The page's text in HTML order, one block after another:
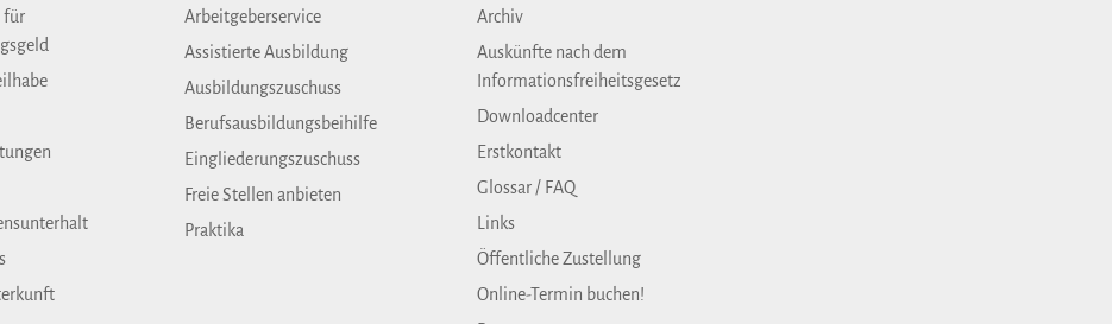
für
Arbeitgeberservice
Assistierte Ausbildung
Ausbildungszuschuss
Berufsausbildungsbeihilfe
Eingliederungszuschuss
Freie Stellen anbieten
Praktika
Archiv
Auskünfte nach dem
Informationsfreiheitsgesetz
Downloadcenter
Erstkontakt
Glossar / FAQ
Links
Öffentliche Zustellung
Online-Termin buchen!